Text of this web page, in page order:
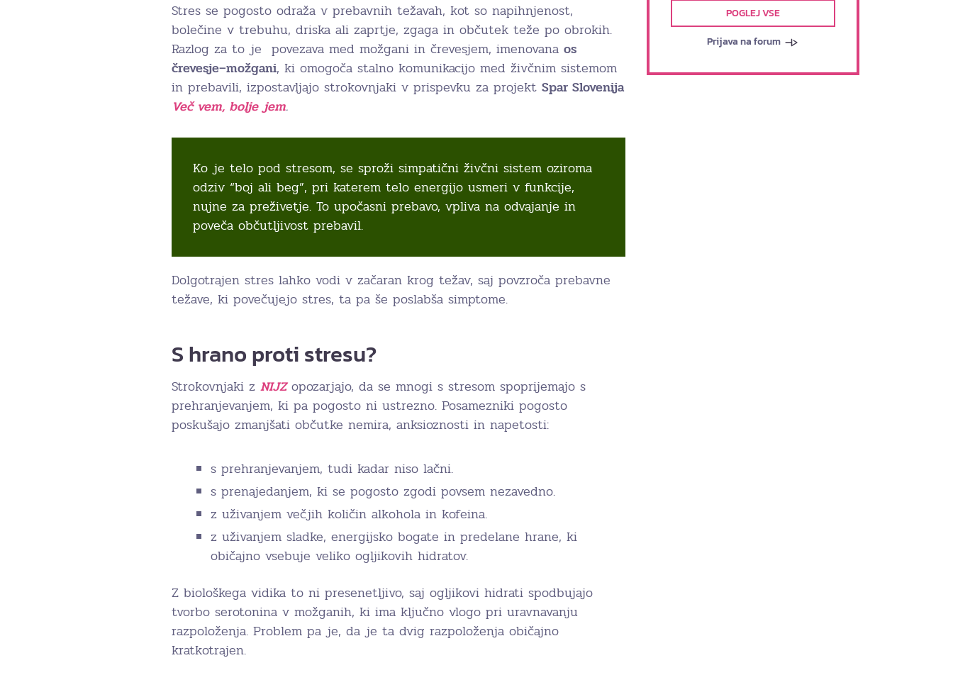
Stres se pogosto odraža v prebavnih težavah, kot so napihnjenost,
bolečine v trebuhu, driska ali zaprtje, zgaga in občutek teže po obrokih.
Razlog za to je povezava med možgani in črevesjem, imenovana os
črevesje–možgani, ki omogoča stalno komunikacijo med živčnim sistemom
in prebavili, izpostavljajo strokovnjaki v prispevku za projekt Spar Slovenija
Več vem, bolje jem.
Ko je telo pod stresom, se sproži simpatični živčni sistem oziroma
odziv “boj ali beg”, pri katerem telo energijo usmeri v funkcije,
nujne za preživetje. To upočasni prebavo, vpliva na odvajanje in
poveča občutljivost prebavil.
Dolgotrajen stres lahko vodi v začaran krog težav, saj povzroča prebavne
težave, ki povečujejo stres, ta pa še poslabša simptome.
S hrano proti stresu?
Strokovnjaki z NIJZ opozarjajo, da se mnogi s stresom spoprijemajo s
prehranjevanjem, ki pa pogosto ni ustrezno. Posamezniki pogosto
poskušajo zmanjšati občutke nemira, anksioznosti in napetosti:
s prehranjevanjem, tudi kadar niso lačni.
s prenajedanjem, ki se pogosto zgodi povsem nezavedno.
z uživanjem večjih količin alkohola in kofeina.
z uživanjem sladke, energijsko bogate in predelane hrane, ki
običajno vsebuje veliko ogljikovih hidratov.
Z biološkega vidika to ni presenetljivo, saj ogljikovi hidrati spodbujajo
tvorbo serotonina v možganih, ki ima ključno vlogo pri uravnavanju
razpoloženja. Problem pa je, da je ta dvig razpoloženja običajno
kratkotrajen.
POGLEJ VSE
Prijava na forum